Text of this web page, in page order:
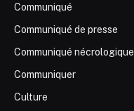
Communiqué
Communiqué de presse
Communiqué nécrologique
Communiquer
Culture